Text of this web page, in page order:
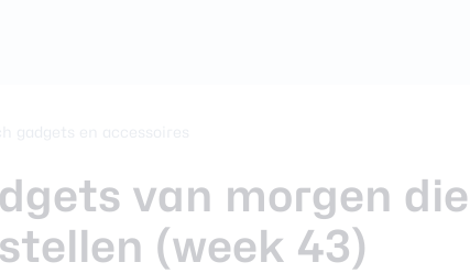
van morgen die
(week 43)